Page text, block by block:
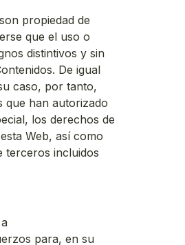
propiedad de
que el uso o
distintivos y sin
De igual
caso, por tanto,
que han autorizado
los derechos de
Web, así como
terceros incluidos
para, en su